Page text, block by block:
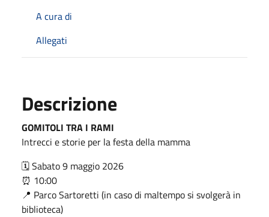
A cura di
Allegati
Descrizione
GOMITOLI TRA I RAMI
Intrecci e storie per la festa della mamma
🗓️ Sabato 9 maggio 2026
⏰ 10:00
📍 Parco Sartoretti (in caso di maltempo si svolgerà in
biblioteca)